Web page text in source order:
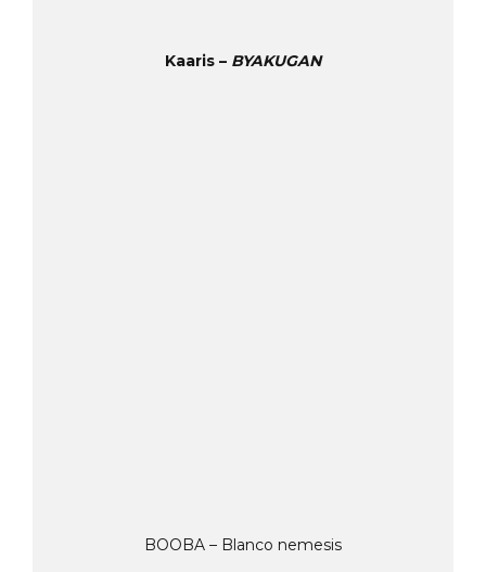
Kaaris – BYAKUGAN
BOOBA – Blanco nemesis